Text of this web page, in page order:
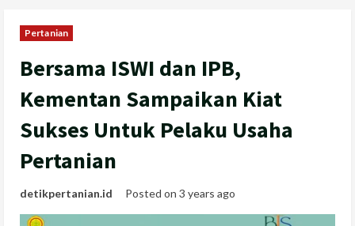
Pertanian
Bersama ISWI dan IPB,
Kementan Sampaikan Kiat
Sukses Untuk Pelaku Usaha
Pertanian
detikpertanian.id Posted on 3 years ago